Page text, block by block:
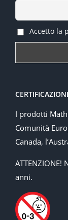
Accetto la
CERTIFICAZIONI
I prodotti
Comunità
Canada,
anni.